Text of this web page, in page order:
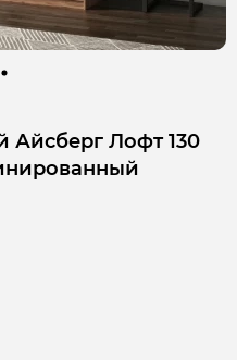
Айсберг Лофт 130